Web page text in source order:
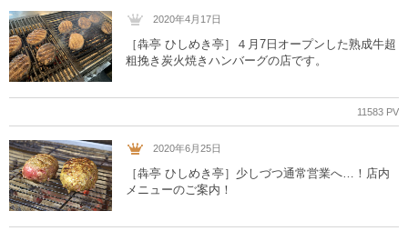
2020年4月17日
［犇亭 ひしめき亭］４月7日オープンした熟成牛超
粗挽き炭火焼きハンバーグの店です。
11583 PV
2020年6月25日
［犇亭 ひしめき亭］少しづつ通常営業へ…！店内
メニューのご案内！